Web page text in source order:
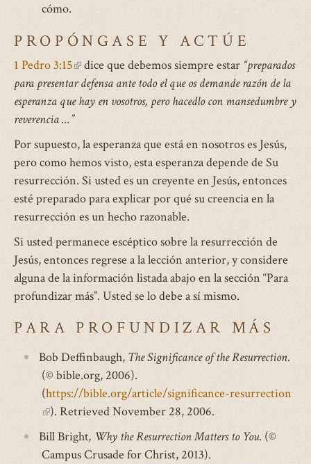
cómo.
PROPÓNGASE Y ACTÚE
1 Pedro 3:15(link
is
external)
dice que debemos siempre estar “preparados
para presentar defensa ante todo el que os demande razón de la
esperanza que hay en vosotros, pero hacedlo con mansedumbre y
reverencia …”
Por supuesto, la esperanza que está en nosotros es Jesús,
pero como hemos visto, esta esperanza depende de Su
resurrección. Si usted es un creyente en Jesús, entonces
esté preparado para explicar por qué su creencia en la
resurrección es un hecho razonable.
Si usted permanece escéptico sobre la resurrección de
Jesús, entonces regrese a la lección anterior, y considere
alguna de la información listada abajo en la sección “Para
profundizar más”. Usted se lo debe a sí mismo.
PARA PROFUNDIZAR MÁS
Bob Deffinbaugh, The Significance of the Resurrection.
(© bible.org, 2006).
(https://bible.org/article/significance-resurrection
(link
is
external)
). Retrieved November 28, 2006.
Bill Bright, Why the Resurrection Matters to You. (©
Campus Crusade for Christ, 2013).